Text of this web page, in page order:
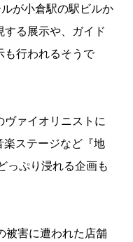
が小倉駅の駅ビルか
る展示や、ガイド
も行われるそうで
ァイオリニストに
ステージなど『地
っぷり浸れる企画も
被害に遭われた店舗